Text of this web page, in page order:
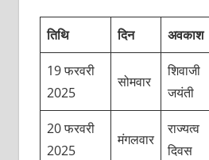
तिथि दिन अवकाश
19 फरवरी
2025
सोमवार
शिवाजी
जयंती
20 फरवरी
2025
मंगलवार
राज्यत्व
दिवस